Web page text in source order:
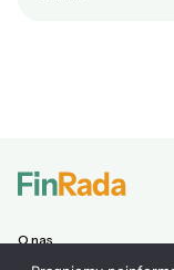
O nas